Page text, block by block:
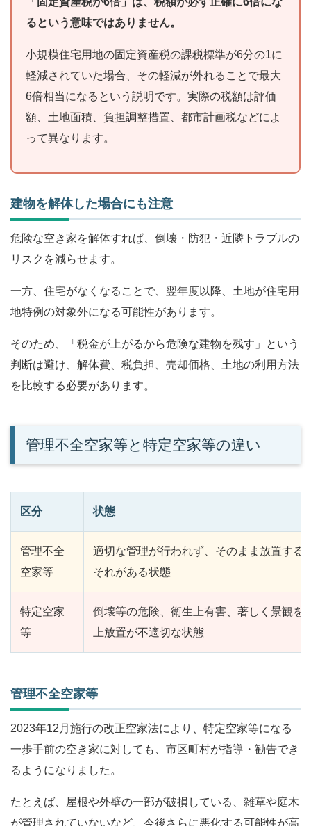
るという意味ではありません。
小規模住宅用地の固定資産税の課税標準が6分の1に
軽減されていた場合、その軽減が外れることで最大
6倍相当になるという説明です。実際の税額は評価
額、土地面積、負担調整措置、都市計画税などによ
って異なります。
建物を解体した場合にも注意
危険な空き家を解体すれば、倒壊・防犯・近隣トラブルの
リスクを減らせます。
一方、住宅がなくなることで、翌年度以降、土地が住宅用
地特例の対象外になる可能性があります。
そのため、「税金が上がるから危険な建物を残す」という
判断は避け、解体費、税負担、売却価格、土地の利用方法
を比較する必要があります。
管理不全空家等と特定空家等の違い
区分 状態
管理不全
空家等
適切な管理が行われず、そのまま放置する
それがある状態
特定空家
等
倒壊等の危険、衛生上有害、著しく景観を
上放置が不適切な状態
管理不全空家等
2023年12月施行の改正空家法により、特定空家等になる
一歩手前の空き家に対しても、市区町村が指導・勧告でき
るようになりました。
たとえば、屋根や外壁の一部が破損している、雑草や庭木
が管理されていないなど、今後さらに悪化する可能性が高